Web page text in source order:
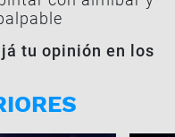
tu opinión en los